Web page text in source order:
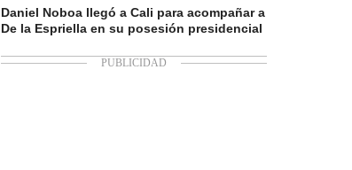
Daniel Noboa llegó a Cali para acompañar a
De la Espriella en su posesión presidencial